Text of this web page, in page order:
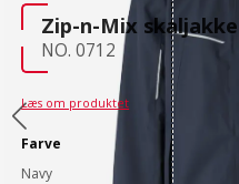
Zip-n-Mix skaljakke
NO. 0712
Læs om produktet
Farve
Navy